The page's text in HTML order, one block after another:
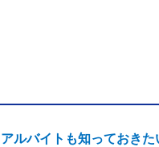
アルバイトも知っておきた